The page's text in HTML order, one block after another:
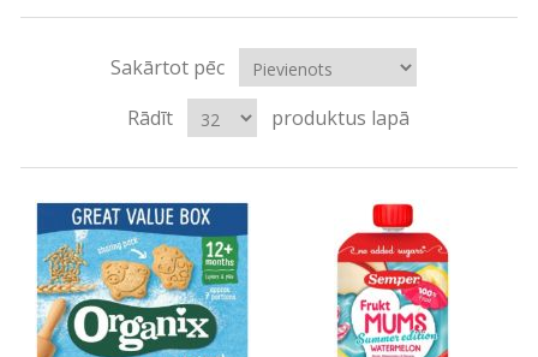
Sakārtot pēc
Rādīt
produktus lapā